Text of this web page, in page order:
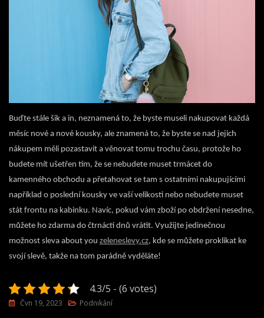
Buďte stále šik a in, neznamená to, že byste museli nakupovat každá
měsíc nové a nové kousky, ale znamená to, že byste se nad jejich
nákupem měli pozastavit a věnovat tomu trochu času, protože ho
budete mít ušetřen tím, že se nebudete muset trmácet do
kamenného obchodu a přetahovat se tam s ostatními nakupujícími
například o poslední kousky ve vaší velikosti nebo nebudete muset
stát frontu na kabinku. Navíc, pokud vám zboží po obdržení nesedne,
můžete ho zdarma do čtrnácti dnů vrátit. Využijte jedinečnou
možnost sleva about you zeleneslevy.cz, kde se můžete proklikat ke
svojí slevě, takže na tom parádně vyděláte!
4.3/5 - (6 votes)
Čvn 19, 2023 Podnikání